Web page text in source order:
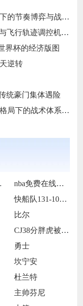
博弈与战术自适应
世界杯BBVA球场为实证场景”
界杯的经济版图
逆转
统豪门集体遇险
下的战术体系重构
看
nba免费在线高清直播
快船队131-105战胜老鹰队
比尔
CJ38分胖虎被禁赛 鹈鹕123-115
勇士
坎宁安
杜兰特
主帅芬尼